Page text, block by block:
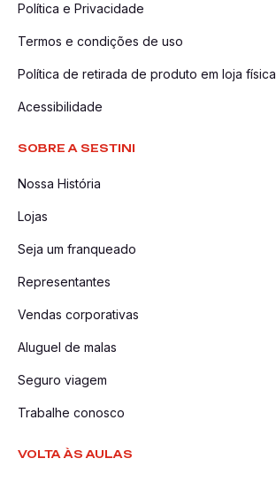
Política e Privacidade
Termos e condições de uso
Política de retirada de produto em loja física
Acessibilidade
SOBRE A SESTINI
Nossa História
Lojas
Seja um franqueado
Representantes
Vendas corporativas
Aluguel de malas
Seguro viagem
Trabalhe conosco
VOLTA ÀS AULAS